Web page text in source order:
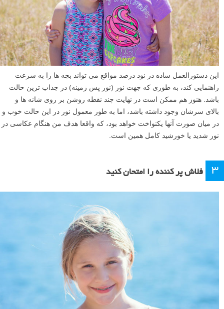
این دستورالعمل ساده در نود درصد مواقع می تواند بچه ها را به سرعت
راهنمایی کند، به طوری که جهت نور (نور پس زمینه) در جذاب ترین حالت
باشد. هنوز هم ممکن است در نهایت چند نقطه روشن بر روی شانه ها و
بالای سرشان وجود داشته باشد، اما به طور معمول نور در این حالت خوب و
در میان صورت آنها یکنواخت خواهد بود، که واقعا هدف من هنگام عکاسی در
نور شدید یا خورشید کامل همین است.
۳ فلاش پر کننده را امتحان کنید